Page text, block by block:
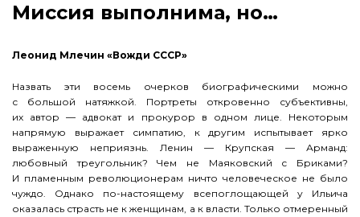
Миссия выполнима, но…
Леонид Млечин «Вожди СССР»
Назвать эти восемь очерков биографическими можно
с большой натяжкой. Портреты откровенно субъективны,
их автор — адвокат и прокурор в одном лице. Некоторым
напрямую выражает симпатию, к другим испытывает ярко
выраженную неприязнь. Ленин — Крупская — Арманд:
любовный треугольник? Чем не Маяковский с Бриками?
И пламенным революционерам ничто человеческое не было
чуждо. Однако по-настоящему всепоглощающей у Ильича
оказалась страсть не к женщинам, а к власти. Только отмеренный